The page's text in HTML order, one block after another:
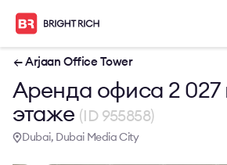
← Arjaan Office Tower
Аренда офиса 2 027
этаже (ID 955858)
Dubai, Dubai Media City